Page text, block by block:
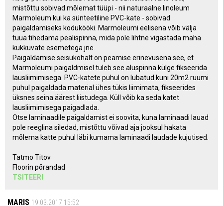
mistõttu sobivad mõlemat tüüpi - nii naturaalne linoleum
Marmoleum kui ka sünteetiline PVC-kate - sobivad
paigaldamiseks kodukööki. Marmoleumi eelisena võib välja
tuua tihedama pealispinna, mida pole lihtne vigastada maha
kukkuvate esemetega jne.
Paigaldamise seisukohalt on peamise erinevusena see, et
Marmoleumi paigaldmisel tuleb see aluspinna külge fikseerida
lausliimimisega. PVC-katete puhul on lubatud kuni 20m2 ruumi
puhul paigaldada material ühes tükis liimimata, fikseerides
üksnes seina äärest liistudega. Küll võib ka seda katet
lausliimimisega paigadlada.
Otse laminaadile paigaldamist ei soovita, kuna laminaadi lauad
pole reeglina siledad, mistõttu võivad aja jooksul hakata
mõlema katte puhul läbi kumama laminaadi laudade kujutised.
Tatmo Titov
Floorin põrandad
TSITEERI
MARIS 19.03.2017 15:52